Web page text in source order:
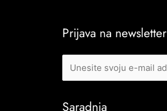
Prijava na newsletter
Saradnja